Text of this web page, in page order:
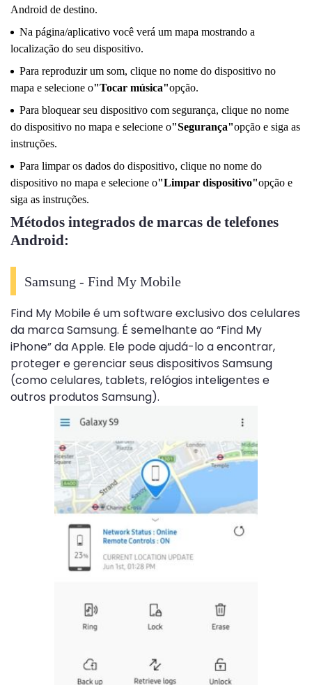
Android de destino.
Na página/aplicativo você verá um mapa mostrando a
localização do seu dispositivo.
Para reproduzir um som, clique no nome do dispositivo no
mapa e selecione o"Tocar música"opção.
Para bloquear seu dispositivo com segurança, clique no nome
do dispositivo no mapa e selecione o"Segurança"opção e siga as
instruções.
Para limpar os dados do dispositivo, clique no nome do
dispositivo no mapa e selecione o"Limpar dispositivo"opção e
siga as instruções.
Métodos integrados de marcas de telefones
Android:
Samsung - Find My Mobile
Find My Mobile é um software exclusivo dos celulares
da marca Samsung. É semelhante ao “Find My
iPhone” da Apple. Ele pode ajudá-lo a encontrar,
proteger e gerenciar seus dispositivos Samsung
(como celulares, tablets, relógios inteligentes e
outros produtos Samsung).